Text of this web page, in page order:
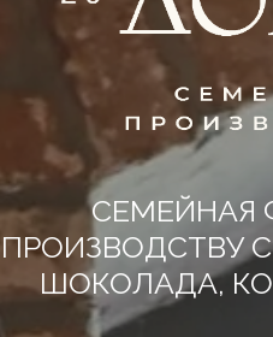
СЕМЕЙНАЯ
ПРОИЗВОДСТВУ
ШОКОЛАДА,